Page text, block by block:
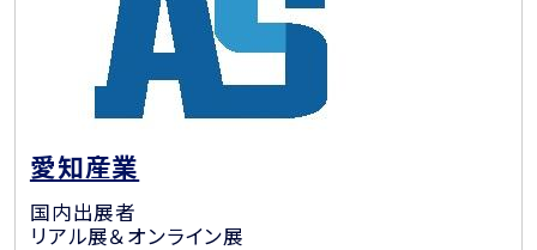
愛知産業
国内出展者
リアル展＆オンライン展